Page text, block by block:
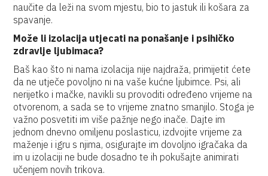
naučite da leži na svom mjestu, bio to jastuk ili košara za
spavanje.
Može li izolacija utjecati na ponašanje i psihičko
zdravlje ljubimaca?
Baš kao što ni nama izolacija nije najdraža, primijetit ćete
da ne utječe povoljno ni na vaše kućne ljubimce. Psi, ali
nerijetko i mačke, navikli su provoditi određeno vrijeme na
otvorenom, a sada se to vrijeme znatno smanjilo. Stoga je
važno posvetiti im više pažnje nego inače. Dajte im
jednom dnevno omiljenu poslasticu, izdvojite vrijeme za
maženje i igru s njima, osigurajte im dovoljno igračaka da
im u izolaciji ne bude dosadno te ih pokušajte animirati
učenjem novih trikova.